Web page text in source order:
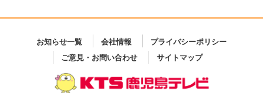
お知らせ一覧 会社情報
プライバシーポリシー
ご意見・お問い合わせ
サイトマップ